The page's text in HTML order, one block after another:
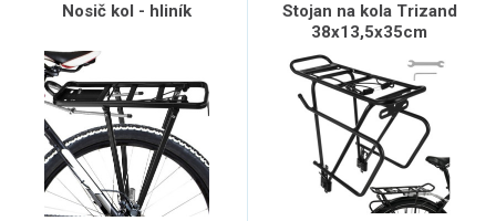
Nosič kol - hliník
Stojan na kola Trizand
38x13,5x35cm